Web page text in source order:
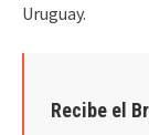
Uruguay.
Recibe el